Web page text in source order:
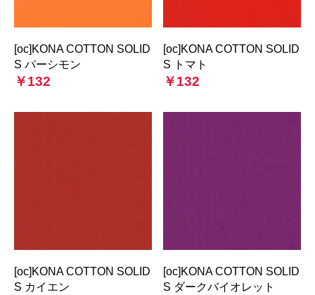
[oc]KONA COTTON SOLID
S パーシモン
￥132
[oc]KONA COTTON SOLID
S トマト
￥132
[oc]KONA COTTON SOLID
S カイエン
[oc]KONA COTTON SOLID
S ダークバイオレット